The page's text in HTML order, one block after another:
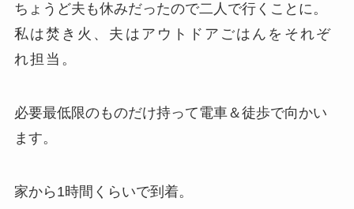
ちょうど夫も休みだったので二人で行くことに。
私は焚き火、夫はアウトドアごはんをそれぞ
れ担当。
必要最低限のものだけ持って電車＆徒歩で向かい
ます。
家から1時間くらいで到着。